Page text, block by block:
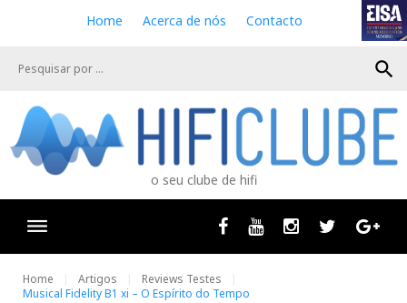
e
Home Acerca de nós Contacto
search
o seu clube de hifi
Facebook
Youtube InstagramTwitter
Home Artigos
Reviews Testes
Musical Fidelity B1 xi – O Espírito do Tempo